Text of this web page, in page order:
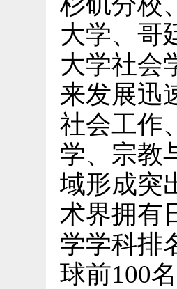
大学、哥
大学社会
来发展迅
社会工作
学、宗教
域形成突
术界拥有
学学科排
球前100